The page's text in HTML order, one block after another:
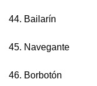
44. Bailarín
45. Navegante
46. Borbotón